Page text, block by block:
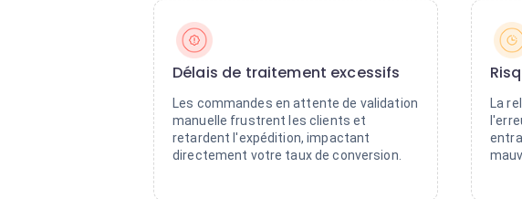
Délais de traitement excessifs
Les commandes en attente de validation
manuelle frustrent les clients et
retardent l'expédition, impactant
directement votre taux de conversion.
La